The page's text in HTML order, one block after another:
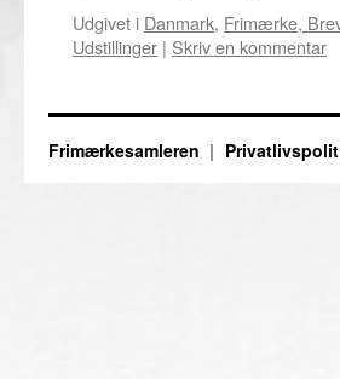
Udgivet i Danmark, Frimærke,
Udstillinger | Skriv en kommentar
Frimærkesamleren